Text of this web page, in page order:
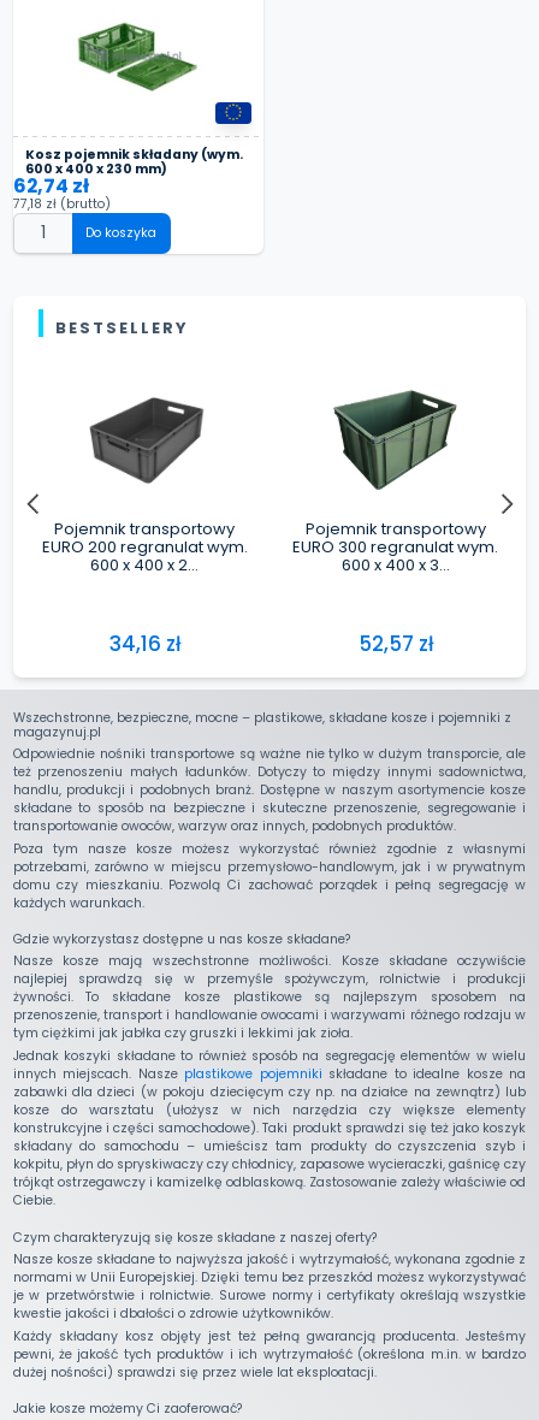
Kosz pojemnik składany (wym.
600 x 400 x 230 mm)
62,74 zł
77,18 zł (brutto)
Do koszyka
Wszechstronne, bezpieczne, mocne – plastikowe, składane kosze i pojemniki z
magazynuj.pl
Odpowiednie nośniki transportowe są ważne nie tylko w dużym transporcie, ale
też przenoszeniu małych ładunków. Dotyczy to między innymi sadownictwa,
handlu, produkcji i podobnych branż. Dostępne w naszym asortymencie kosze
składane to sposób na bezpieczne i skuteczne przenoszenie, segregowanie i
transportowanie owoców, warzyw oraz innych, podobnych produktów.
Poza tym nasze kosze możesz wykorzystać również zgodnie z własnymi
potrzebami, zarówno w miejscu przemysłowo-handlowym, jak i w prywatnym
domu czy mieszkaniu. Pozwolą Ci zachować porządek i pełną segregację w
każdych warunkach.
Gdzie wykorzystasz dostępne u nas kosze składane?
Nasze kosze mają wszechstronne możliwości. Kosze składane oczywiście
najlepiej sprawdzą się w przemyśle spożywczym, rolnictwie i produkcji
żywności. To składane kosze plastikowe są najlepszym sposobem na
przenoszenie, transport i handlowanie owocami i warzywami różnego rodzaju w
tym ciężkimi jak jabłka czy gruszki i lekkimi jak zioła.
Jednak koszyki składane to również sposób na segregację elementów w wielu
innych miejscach. Nasze plastikowe pojemniki składane to idealne kosze na
zabawki dla dzieci (w pokoju dziecięcym czy np. na działce na zewnątrz) lub
kosze do warsztatu (ułożysz w nich narzędzia czy większe elementy
konstrukcyjne i części samochodowe). Taki produkt sprawdzi się też jako koszyk
składany do samochodu – umieścisz tam produkty do czyszczenia szyb i
kokpitu, płyn do spryskiwaczy czy chłodnicy, zapasowe wycieraczki, gaśnicę czy
trójkąt ostrzegawczy i kamizelkę odblaskową. Zastosowanie zależy właściwie od
Ciebie.
Czym charakteryzują się kosze składane z naszej oferty?
Nasze kosze składane to najwyższa jakość i wytrzymałość, wykonana zgodnie z
normami w Unii Europejskiej. Dzięki temu bez przeszkód możesz wykorzystywać
je w przetwórstwie i rolnictwie. Surowe normy i certyfikaty określają wszystkie
kwestie jakości i dbałości o zdrowie użytkowników.
Każdy składany kosz objęty jest też pełną gwarancją producenta. Jesteśmy
pewni, że jakość tych produktów i ich wytrzymałość (określona m.in. w bardzo
dużej nośności) sprawdzi się przez wiele lat eksploatacji.
Jakie kosze możemy Ci zaoferować?